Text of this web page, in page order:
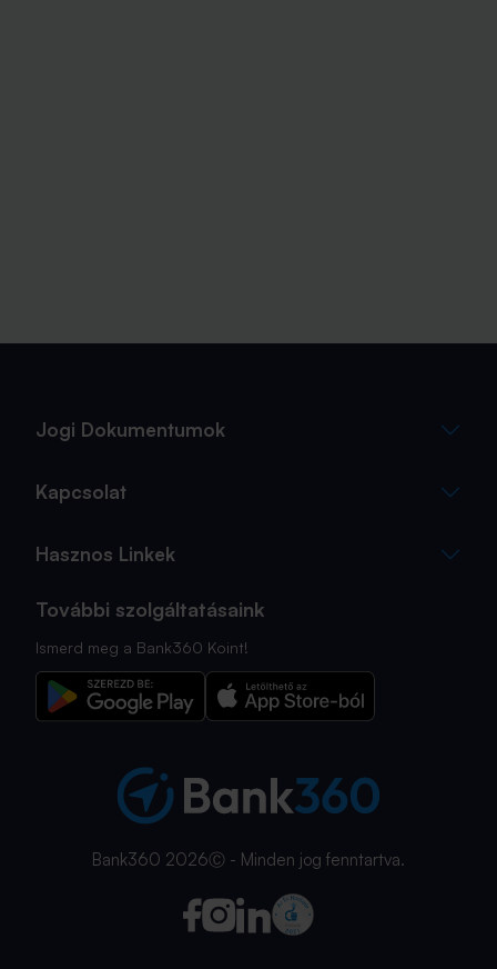
Jogi Dokumentumok
Kapcsolat
Hasznos Linkek
További szolgáltatásaink
Ismerd meg a Bank360 Koint!
Bank360 2026Ⓒ - Minden jog fenntartva.